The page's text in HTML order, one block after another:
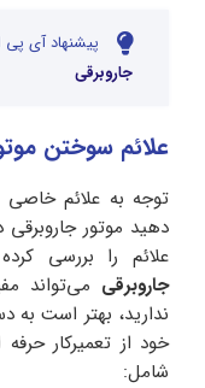
پیشنهاد آی پی
جاروبرقی
علائم سوختن
توجه به علائم
دهید موتور
علائم را بررسی
جاروبرقی می‌تواند
ندارید، بهتر است به
خود از تعمیرکار
شامل: